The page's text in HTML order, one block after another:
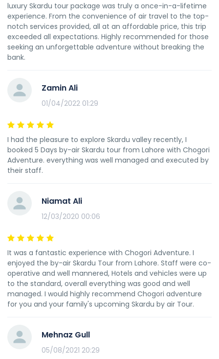
luxury Skardu tour package was truly a once-in-a-lifetime
experience. From the convenience of air travel to the top-
notch services provided, all at an affordable price, this trip
exceeded all expectations. Highly recommended for those
seeking an unforgettable adventure without breaking the
bank.
Zamin Ali
01/04/2022 01:29
I had the pleasure to explore Skardu valley recently, I
booked 5 Days by-air Skardu tour from Lahore with Chogori
Adventure. everything was well managed and executed by
their staff.
Niamat Ali
12/03/2020 00:06
It was a fantastic experience with Chogori Adventure. I
enjoyed the by-air Skardu Tour from Lahore. Staff were co-
operative and well mannered, Hotels and vehicles were up
to the standard, overall everything was good and well
managed. I would highly recommend Chogori adventure
for you and your family's upcoming Skardu by air Tour.
Mehnaz Gull
05/08/2021 20:29